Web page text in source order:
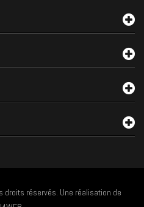
droits réservés. Une réalisation de